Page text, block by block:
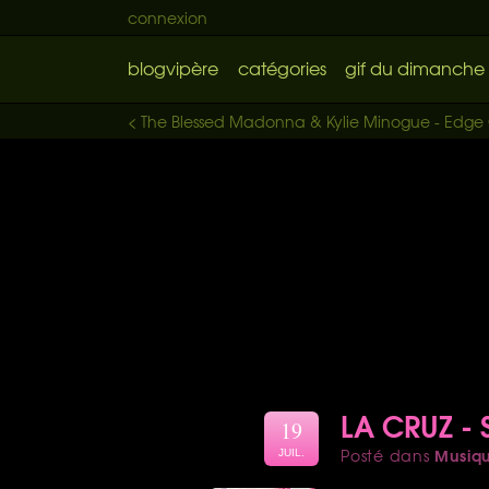
connexion
blogvipère catégories gif du dimanche
< The Blessed Madonna & Kylie Minogue -
LA CRUZ -
Posté dans
19
JUIL.